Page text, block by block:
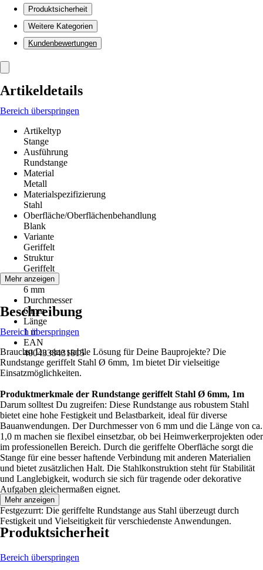
Produktsicherheit
Weitere Kategorien
Kundenbewertungen
Artikeldetails
Bereich überspringen
Artikeltyp
Stange
Ausführung
Rundstange
Material
Metall
Materialspezifizierung
Stahl
Oberfläche/Oberflächenbehandlung
Blank
Variante
Geriffelt
Struktur
Geriffelt
Maß a
6 mm
Durchmesser
6 mm
Länge
1 m
EAN
4004338431815
Mehr anzeigen
Beschreibung
Bereich überspringen
Brauchst Du eine stabile Lösung für Deine Bauprojekte? Die
Rundstange geriffelt Stahl Ø 6mm, 1m bietet Dir vielseitige
Einsatzmöglichkeiten.
Produktmerkmale der Rundstange geriffelt Stahl Ø 6mm, 1m
Darum solltest Du zugreifen: Diese Rundstange aus robustem Stahl
bietet eine hohe Festigkeit und Belastbarkeit, ideal für diverse
Bauanwendungen. Der Durchmesser von 6 mm und die Länge von ca.
1,0 m machen sie flexibel einsetzbar, ob bei Heimwerkerprojekten oder
im professionellen Bereich. Durch die geriffelte Oberfläche sorgt die
Stange für eine besser haftende Verbindung mit anderen Materialien
und bietet zusätzlichen Halt. Die Stahlkonstruktion steht für Stabilität
und Langlebigkeit, wodurch sie sich für tragende oder dekorative
Aufgaben gleichermaßen eignet.
Festgezurrt: Die geriffelte Rundstange aus Stahl überzeugt durch
Festigkeit und Vielseitigkeit für verschiedenste Anwendungen.
Mehr anzeigen
Produktsicherheit
Bereich überspringen